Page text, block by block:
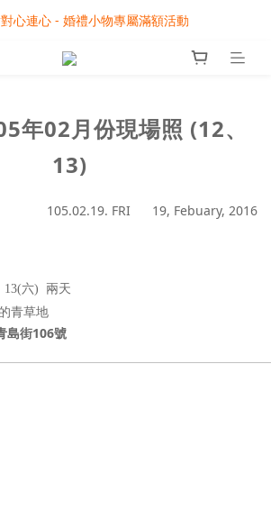
秋節月圓家家慶- 滿額即享專屬小禮
心連心 - 婚禮小物專屬滿額活動
秋節月圓家家慶- 滿額即享專屬小禮
年02月份現場照 (12、
13)
105.02.19. FRI 19, Febuary, 2016
13(六) 兩天
青草地
島街106號